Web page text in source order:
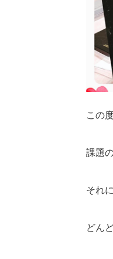
この
課題
それ
どん